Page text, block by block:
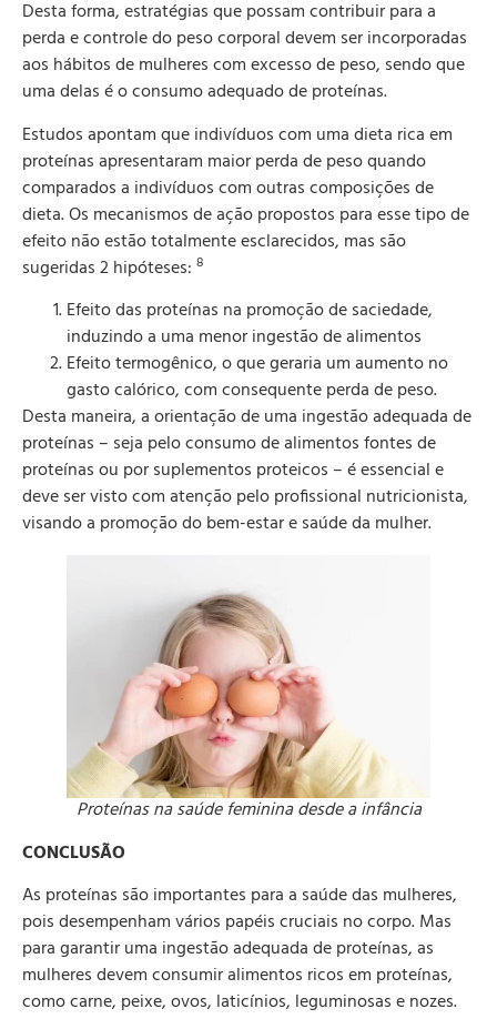
Desta forma, estratégias que possam contribuir para a
perda e controle do peso corporal devem ser incorporadas
aos hábitos de mulheres com excesso de peso, sendo que
uma delas é o consumo adequado de proteínas.
Estudos apontam que indivíduos com uma dieta rica em
proteínas apresentaram maior perda de peso quando
comparados a indivíduos com outras composições de
dieta. Os mecanismos de ação propostos para esse tipo de
efeito não estão totalmente esclarecidos, mas são
sugeridas 2 hipóteses: 8
Efeito das proteínas na promoção de saciedade,
induzindo a uma menor ingestão de alimentos
Efeito termogênico, o que geraria um aumento no
gasto calórico, com consequente perda de peso.
Desta maneira, a orientação de uma ingestão adequada de
proteínas – seja pelo consumo de alimentos fontes de
proteínas ou por suplementos proteicos – é essencial e
deve ser visto com atenção pelo profissional nutricionista,
visando a promoção do bem-estar e saúde da mulher.
Proteínas na saúde feminina desde a infância
CONCLUSÃO
As proteínas são importantes para a saúde das mulheres,
pois desempenham vários papéis cruciais no corpo. Mas
para garantir uma ingestão adequada de proteínas, as
mulheres devem consumir alimentos ricos em proteínas,
como carne, peixe, ovos, laticínios, leguminosas e nozes.